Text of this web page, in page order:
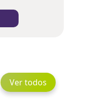
Ver todos